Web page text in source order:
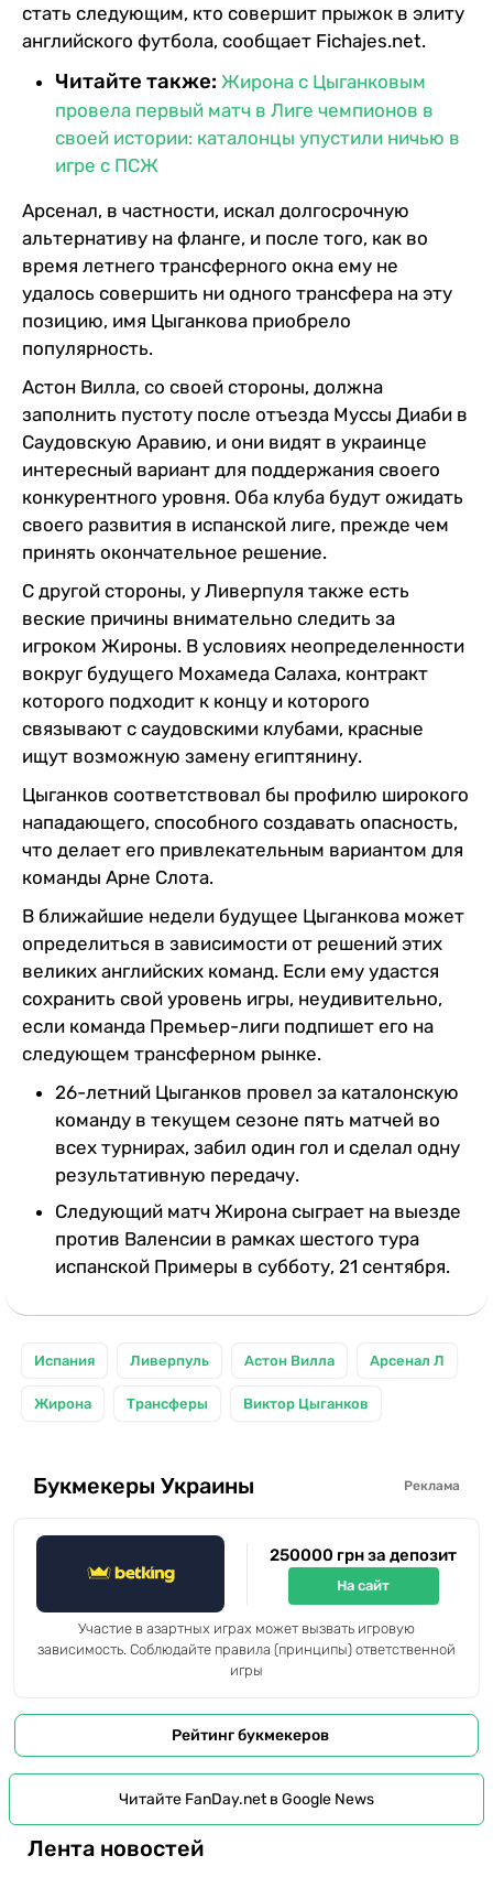
стать следующим, кто совершит прыжок в элиту
английского футбола, сообщает Fichajes.net.
Читайте также: Жирона с Цыганковым
провела первый матч в Лиге чемпионов в
своей истории: каталонцы упустили ничью в
игре с ПСЖ
Арсенал, в частности, искал долгосрочную
альтернативу на фланге, и после того, как во
время летнего трансферного окна ему не
удалось совершить ни одного трансфера на эту
позицию, имя Цыганкова приобрело
популярность.
Астон Вилла, со своей стороны, должна
заполнить пустоту после отъезда Муссы Диаби в
Саудовскую Аравию, и они видят в украинце
интересный вариант для поддержания своего
конкурентного уровня. Оба клуба будут ожидать
своего развития в испанской лиге, прежде чем
принять окончательное решение.
С другой стороны, у Ливерпуля также есть
веские причины внимательно следить за
игроком Жироны. В условиях неопределенности
вокруг будущего Мохамеда Салаха, контракт
которого подходит к концу и которого
связывают с саудовскими клубами, красные
ищут возможную замену египтянину.
Цыганков соответствовал бы профилю широкого
нападающего, способного создавать опасность,
что делает его привлекательным вариантом для
команды Арне Слота.
В ближайшие недели будущее Цыганкова может
определиться в зависимости от решений этих
великих английских команд. Если ему удастся
сохранить свой уровень игры, неудивительно,
если команда Премьер-лиги подпишет его на
следующем трансферном рынке.
26-летний Цыганков провел за каталонскую
команду в текущем сезоне пять матчей во
всех турнирах, забил один гол и сделал одну
результативную передачу.
Следующий матч Жирона сыграет на выезде
против Валенсии в рамках шестого тура
испанской Примеры в субботу, 21 сентября.
Испания Ливерпуль Астон Вилла Арсенал Л
Жирона Трансферы Виктор Цыганков
Букмекеры Украины Реклама
250000 грн за депозит
На сайт
Участие в азартных играх может вызвать игровую
зависимость. Соблюдайте правила (принципы) ответственной
игры
Рейтинг букмекеров
Читайте FanDay.net в Google News
Лента новостей